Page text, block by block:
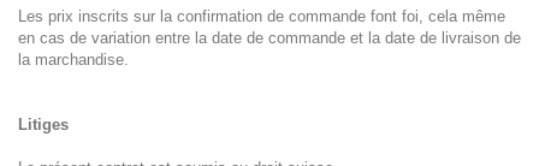
Les prix inscrits sur la confirmation de commande font foi, cela même
en cas de variation entre la date de commande et la date de livraison de
la marchandise.
Litiges